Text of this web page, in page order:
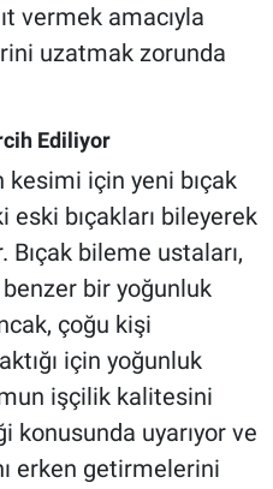
vermek amacıyla
uzatmak zorunda
Ediliyor
için yeni bıçak
bıçakları bileyerek
Bıçak bileme ustaları,
bir yoğunluk
çoğu kişi
için yoğunluk
işçilik kalitesini
konusunda uyarıyor ve
erken getirmelerini